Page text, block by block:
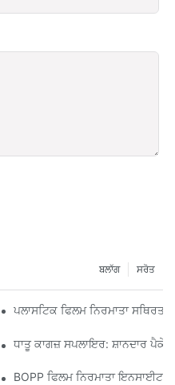
ਸਰੋਤ
ਬਲਾੱਗ
ਦੀ ਰੀੜ੍ਹ ਦੀ ਹੱਡੀ
ਪਲਾਸਟਿਕ ਫਿਲਮ ਨਿਰਮਾਤਾ
ਤੋਂ ਸੂਝ
ਧਾਤੂ ਕਾਗਜ਼ ਸਪਲਾਇਰ: ਸ਼ਾਨਦਾਰ
ਸਪਲਾਇਰ ਦੀ ਚੋਣ ਕਿਉਂ ਮਾਇਨੇ ਰੱਖਦੀ
BOPP ਫਿਲਮ ਨਿਰਮਾਤਾ